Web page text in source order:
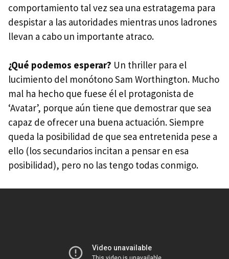
comportamiento tal vez sea una estratagema para
despistar a las autoridades mientras unos ladrones
llevan a cabo un importante atraco.
¿Qué podemos esperar? Un thriller para el
lucimiento del monótono Sam Worthington. Mucho
mal ha hecho que fuese él el protagonista de
‘Avatar’, porque aún tiene que demostrar que sea
capaz de ofrecer una buena actuación. Siempre
queda la posibilidad de que sea entretenida pese a
ello (los secundarios incitan a pensar en esa
posibilidad), pero no las tengo todas conmigo.